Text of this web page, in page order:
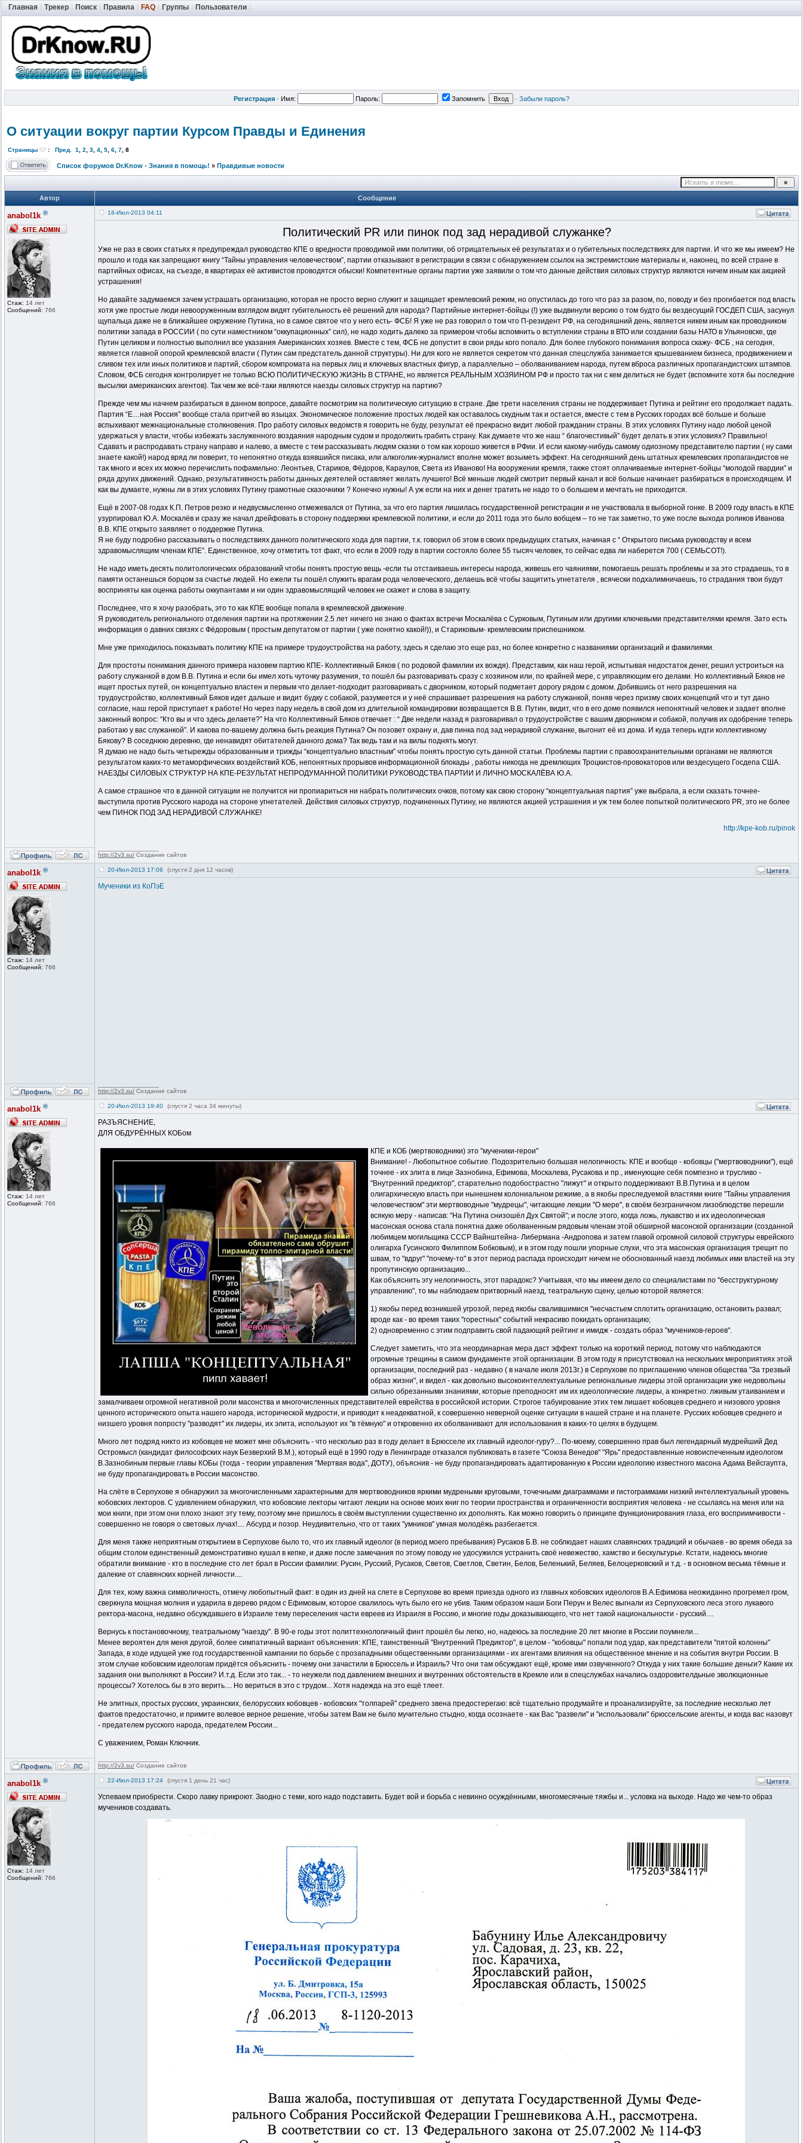
Главная Трекер Поиск Правила FAQ Группы Пользователи
Регистрация · Имя: Пароль: Запомнить · Забыли пароль?
О ситуации вокруг партии Курсом Правды и Единения
Страницы : Пред. 1, 2, 3, 4, 5, 6, 7, 8
Список форумов Dr.Know - Знания в помощь! » Правдивые новости
Автор Сообщение
anabol1k ®
Стаж: 14 лет
Сообщений: 766
18-Июл-2013 04:11
Политический PR или пинок под зад нерадивой служанке?
Уже не раз в своих статьях я предупреждал руководство КПЕ о вредности проводимой ими политики, об отрицательных её результатах и о губительных последствиях для партии. И что же мы имеем? Не
прошло и года как запрещают книгу “Тайны управления человечеством”, партии отказывают в регистрации в связи с обнаружением ссылок на экстремистские материалы и, наконец, по всей стране в
партийных офисах, на съезде, в квартирах её активистов проводятся обыски! Компетентные органы партии уже заявили о том что данные действия силовых структур являются ничем иным как акцией
устрашения!
Но давайте задумаемся зачем устрашать организацию, которая не просто верно служит и защищает кремлевский режим, но опустилась до того что раз за разом, по, поводу и без прогибается под власть
хотя уже простые люди невооруженным взглядом видят губительность её решений для народа? Партийные интернет-бойцы (!) уже выдвинули версию о том будто бы вездесущий ГОСДЕП США, засунул
щупальца даже не в ближайшее окружение Путина, но в самое святое что у него есть- ФСБ! Я уже не раз говорил о том что П-резидент РФ, на сегодняшний день, является никем иным как проводником
политики запада в РОССИИ ( по сути наместником “оккупационных” сил), не надо ходить далеко за примером чтобы вспомнить о вступлении страны в ВТО или создании базы НАТО в Ульяновске, где
Путин целиком и полностью выполнил все указания Американских хозяев. Вместе с тем, ФСБ не допустит в свои ряды кого попало. Для более глубокого понимания вопроса скажу- ФСБ , на сегодня,
является главной опорой кремлевской власти ( Путин сам предстатель данной структуры). Ни для кого не является секретом что данная спецслужба занимается крышеванием бизнеса, продвижением и
сливом тех или иных политиков и партий, сбором компромата на первых лиц и ключевых властных фигур, а параллельно – оболваниванием народа, путем вброса различных пропагандистских штампов.
Словом, ФСБ сегодня контролирует не только ВСЮ ПОЛИТИЧЕСКУЮ ЖИЗНЬ В СТРАНЕ, но является РЕАЛЬНЫМ ХОЗЯИНОМ РФ и просто так ни с кем делиться не будет (вспомните хотя бы последние
высылки американских агентов). Так чем же всё-таки являются наезды силовых структур на партию?
Прежде чем мы начнем разбираться в данном вопросе, давайте посмотрим на политическую ситуацию в стране. Две трети населения страны не поддерживает Путина и рейтинг его продолжает падать.
Партия “Е…ная Россия” вообще стала притчей во языцах. Экономическое положение простых людей как оставалось скудным так и остается, вместе с тем в Русских городах всё больше и больше
вспыхивают межнациональные столкновения. Про работу силовых ведомств я говорить не буду, результат её прекрасно видит любой гражданин страны. В этих условиях Путину надо любой ценой
удержаться у власти, чтобы избежать заслуженного воздаяния народным судом и продолжить грабить страну. Как думаете что же наш “ благочестивый” будет делать в этих условиях? Правильно!
Сдавать и распродавать страну направо и налево, а вместе с тем рассказывать людям сказки о том как хорошо живется в РФии. И если какому-нибудь самому одиозному представителю партии ( ну сами
знаете какой!) народ вряд ли поверит, то непонятно откуда взявшийся писака, или алкоголик-журналист вполне может возыметь эффект. На сегодняшний день штатных кремлевских пропагандистов не
так много и всех их можно перечислить пофамильно: Леонтьев, Стариков, Фёдоров, Караулов, Света из Иваново! На вооружении кремля, также стоят оплачиваемые интернет-бойцы “молодой гвардии” и
ряда других движений. Однако, результативность работы данных деятелей оставляет желать лучшего! Всё меньше людей смотрит первый канал и всё больше начинает разбираться в происходящем. И
как вы думаете, нужны ли в этих условиях Путину грамотные сказочники ? Конечно нужны! А уж если на них и денег тратить не надо то о большем и мечтать не приходится.
Ещё в 2007-08 годах К.П. Петров резко и недвусмысленно отмежевался от Путина, за что его партия лишилась государственной регистрации и не участвовала в выборной гонке. В 2009 году власть в КПЕ
узурпировал Ю.А. Москалёв и сразу же начал дрейфовать в сторону поддержки кремлевской политики, и если до 2011 года это было вобщем – то не так заметно, то уже после выхода роликов Иванова
В.В. КПЕ открыто заявляет о поддержке Путина.
Я не буду подробно рассказывать о последствиях данного политического хода для партии, т.к. говорил об этом в своих предыдущих статьях, начиная с “ Открытого письма руководству и всем
здравомыслящим членам КПЕ”. Единственное, хочу отметить тот факт, что если в 2009 году в партии состояло более 55 тысяч человек, то сейчас едва ли наберется 700 ( СЕМЬСОТ!).
Не надо иметь десять политологических образований чтобы понять простую вещь -если ты отстаиваешь интересы народа, живешь его чаяниями, помогаешь решать проблемы и за это страдаешь, то в
памяти останешься борцом за счастье людей. Но ежели ты пошёл служить врагам рода человеческого, делаешь всё чтобы защитить угнетателя , всячески подхалимничаешь, то страдания твои будут
восприняты как оценка работы оккупантами и ни один здравомыслящий человек не скажет и слова в защиту.
Последнее, что я хочу разобрать, это то как КПЕ вообще попала в кремлевской движение.
Я руководитель регионального отделения партии на протяжении 2.5 лет ничего не знаю о фактах встречи Москалёва с Сурковым, Путиным или другими ключевыми представителями кремля. Зато есть
информация о давних связях с Фёдоровым ( простым депутатом от партии ( уже понятно какой!)), и Стариковым- кремлевским приспешником.
Мне уже приходилось показывать политику КПЕ на примере трудоустройства на работу, здесь я сделаю это еще раз, но более конкретно с названиями организаций и фамилиями.
Для простоты понимания данного примера назовем партию КПЕ- Коллективный Бяков ( по родовой фамилии их вождя). Представим, как наш герой, испытывая недостаток денег, решил устроиться на
работу служанкой в дом В.В. Путина и если бы имел хоть чуточку разумения, то пошёл бы разговаривать сразу с хозяином или, по крайней мере, с управляющим его делами. Но коллективный Бяков не
ищет простых путей, он концептуально властен и первым что делает-подходит разговаривать с дворником, который подметает дорогу рядом с домом. Добившись от него разрешения на
трудоустройство, коллективный Бяков идет дальше и видит будку с собакой, разумеется и у неё спрашивает разрешения на работу служанкой, поняв через призму своих концепций что и тут дано
согласие, наш герой приступает к работе! Но через пару недель в свой дом из длительной командировки возвращается В.В. Путин, видит, что в его доме появился непонятный человек и задает вполне
законный вопрос: “Кто вы и что здесь делаете?” На что Коллективный Бяков отвечает : “ Две недели назад я разговаривал о трудоустройстве с вашим дворником и собакой, получив их одобрение теперь
работаю у вас служанкой”. И какова по-вашему должна быть реакция Путина? Он позовет охрану и, дав пинка под зад нерадивой служанке, выгонит её из дома. И куда теперь идти коллективному
Бякову? В соседнюю деревню, где ненавидят обитателей данного дома? Так ведь там и на вилы поднять могут.
Я думаю не надо быть четырежды образованным и трижды “концептуально властным” чтобы понять простую суть данной статьи. Проблемы партии с правоохранительными органами не являются
результатом каких-то метаморфических воздействий КОБ, непонятных прорывов информационной блокады , работы никогда не дремлющих Троцкистов-провокаторов или вездесущего Госдепа США.
НАЕЗДЫ СИЛОВЫХ СТРУКТУР НА КПЕ-РЕЗУЛЬТАТ НЕПРОДУМАННОЙ ПОЛИТИКИ РУКОВОДСТВА ПАРТИИ И ЛИЧНО МОСКАЛЁВА Ю.А.
А самое страшное что в данной ситуации не получится ни пропиариться ни набрать политических очков, потому как свою сторону “концептуальная партия” уже выбрала, а если сказать точнее-
выступила против Русского народа на стороне угнетателей. Действия силовых структур, подчиненных Путину, не являются акцией устрашения и уж тем более попыткой политического PR, это не более
чем ПИНОК ПОД ЗАД НЕРАДИВОЙ СЛУЖАНКЕ!
http://kpe-kob.ru/pinok
http://2v3.su/ Создание сайтов
anabol1k ®
Стаж: 14 лет
Сообщений: 766
20-Июл-2013 17:06 (спустя 2 дня 12 часов)
Мученики из КоПэЕ
http://2v3.su/ Создание сайтов
anabol1k ®
Стаж: 14 лет
Сообщений: 766
20-Июл-2013 19:40 (спустя 2 часа 34 минуты)
РАЗЪЯСНЕНИЕ,
ДЛЯ ОБДУРЁННЫХ КОБом
КПЕ и КОБ (мертвоводники) это "мученики-герои"
Внимание! - Любопытное событие. Подозрительно большая нелогичность: КПЕ и вообще - кобовцы ("мертвоводники"), ещё
точнее - их элита в лице Зазнобина, Ефимова, Москалева, Русакова и пр., именующие себя помпезно и трусливо -
"Внутренний предиктор", старательно подобострастно "лижут" и открыто поддерживают В.В.Путина и в целом
олигархическую власть при нынешнем колониальном режиме, а в якобы преследуемой властями книге "Тайны управления
человечеством" эти мертвоводные "мудрецы", читающие лекции "О мере", в своём безграничном лизоблюдстве перешли
всякую меру - написав: "На Путина снизошёл Дух Святой"; и после этого, когда ложь, лукавство и их идеологическая
масонская основа стала понятна даже оболваненным рядовым членам этой обширной масонской организации (созданной
любимцем могильщика СССР Вайнштейна- Либермана -Андропова и затем главой огромной силовой структуры еврейского
олигарха Гусинского Филиппом Бобковым), и в этом году пошли упорные слухи, что эта масонская организация трещит по
швам, то "вдруг" "почему-то" в этот период распада происходит ничем не обоснованный наезд любимых ими властей на эту
пропутинскую организацию...
Как объяснить эту нелогичность, этот парадокс? Учитывая, что мы имеем дело со специалистами по "бесструктурному
управлению", то мы наблюдаем притворный наезд, театральную сцену, целью которой является:
1) якобы перед возникшей угрозой, перед якобы свалившимися "несчастьем сплотить организацию, остановить развал;
вроде как - во время таких "горестных" событий некрасиво покидать организацию;
2) одновременно с этим подправить свой падающий рейтинг и имидж - создать образ "мучеников-героев".
Следует заметить, что эта неординарная мера даст эффект только на короткий период, потому что наблюдаются
огромные трещины в самом фундаменте этой организации. В этом году я присутствовал на нескольких мероприятиях этой
организации, последний раз - недавно ( в начале июля 2013г.) в Серпухове по приглашению членов общества "За трезвый
образ жизни", и видел - как довольно высокоинтеллектуальные региональные лидеры этой организации уже недовольны
сильно обрезанными знаниями, которые преподносят им их идеологические лидеры, а конкретно: лживым утаиванием и
замалчиваем огромной негативной роли масонства и многочисленных представителей еврейства в российской истории. Строгое табуирование этих тем лишает кобовцев среднего и низового уровня
ценного исторического опыта нашего народа, исторической мудрости, и приводит к неадекватной, к совершенно неверной оценке ситуации в нашей стране и на планете. Русских кобовцев среднего и
низшего уровня попросту "разводят" их лидеры, их элита, используют их "в тёмную" и откровенно их оболванивают для использования в каких-то целях в будущем.
Много лет подряд никто из кобовцев не может мне объяснить - что несколько раз в году делает в Брюсселе их главный идеолог-гуру?... По-моему, совершенно прав был легендарный мудрейший Дед
Остромысл (кандидат философских наук Безверхий В.М.), который ещё в 1990 году в Ленинграде отказался публиковать в газете "Союза Венедов" "Ярь" предоставленные новоиспеченным идеологом
В.Зазнобиным первые главы КОБы (тогда - теории управления "Мертвая вода", ДОТУ), объяснив - не буду пропагандировать адаптированную к России идеологию известного масона Адама Вейсгаупта,
не буду пропагандировать в России масонство.
На слёте в Серпухове я обнаружил за многочисленными характерными для мертвоводников яркими мудреными круговыми, точечными диаграммами и гистограммами низкий интеллектуальный уровень
кобовских лекторов. С удивлением обнаружил, что кобовские лекторы читают лекции на основе моих книг по теории пространства и ограниченности восприятия человека - не ссылаясь на меня или на
мои книги, при этом они плохо знают эту тему, поэтому мне пришлось в своём выступлении существенно их дополнять. Как можно говорить о принципе функционирования глаза, его восприимчивости -
совершенно не говоря о световых лучах!.... Абсурд и позор. Неудивительно, что от таких "умников" умная молодёжь разбегается.
Для меня также неприятным открытием в Серпухове было то, что их главный идеолог (в период моего пребывания) Русаков Б.В. не соблюдает наших славянских традиций и обычаев - во время обеда за
общим столом единственный демонстративно кушал в кепке, и даже после замечания по этому поводу не удосужился устранить своё невежество, хамство и бескультурье. Кстати, надеюсь многие
обратили внимание - кто в последние сто лет брал в России фамилии: Русин, Русский, Русаков, Светов, Светлов, Светин, Белов, Беленький, Беляев, Белоцерковский и т.д. - в основном весьма тёмные и
далекие от славянских корней личности....
Для тех, кому важна символичность, отмечу любопытный факт: в один из дней на слете в Серпухове во время приезда одного из главных кобовских идеологов В.А.Ефимова неожиданно прогремел гром,
сверкнула мощная молния и ударила в дерево рядом с Ефимовым, которое свалилось чуть было его не убив. Таким образом наши Боги Перун и Велес выгнали из Серпуховского леса этого лукавого
ректора-масона, недавно обсуждавшего в Израиле тему переселения части евреев из Израиля в Россию, и многие годы доказывающего, что нет такой национальности - русский....
Вернусь к постановочному, театральному "наезду". В 90-е годы этот политтехнологичный финт прошёл бы легко, но, надеюсь за последние 20 лет многие в России поумнели...
Менее вероятен для меня другой, более симпатичный вариант объяснения: КПЕ, таинственный "Внутренний Предиктор", в целом - "кобовцы" попали под удар, как представители "пятой колонны"
Запада, в ходе идущей уже год государственной кампании по борьбе с прозападными общественными организациями - их агентами влияния на общественное мнение и на события внутри России. В
этом случае кобовским идеологам придётся объяснить - почему они зачастили в Брюссель и Израиль? Что они там обсуждают ещё, кроме ими озвученного? Откуда у них такие большие деньги? Какие их
задания они выполняют в России? И.т.д. Если это так... - то неужели под давлением внешних и внутренних обстоятельств в Кремле или в спецслужбах начались оздоровителдьные эволюционные
процессы? Хотелось бы в это верить.... Но вериться в это с трудом... Хотя надежда на это ещё тлеет.
Не элитных, простых русских, украинских, белорусских кобовцев - кобовских "толпарей" среднего звена предостерегаю: всё тщательно продумайте и проанализируйте, за последние несколько лет
фактов предостаточно, и примите волевое верное решение, чтобы затем Вам не было мучительно стыдно, когда осознаете - как Вас "развели" и "использовали" брюссельские агенты, и когда вас назовут
- предателем русского народа, предателем России...
С уважением, Роман Ключник.
http://2v3.su/ Создание сайтов
anabol1k ®
Стаж: 14 лет
Сообщений: 766
22-Июл-2013 17:24 (спустя 1 день 21 час)
Успеваем приобрести. Скоро лавку прикроют. Заодно с теми, кого надо подставить. Будет вой и борьба с невинно осуждёнными, многомесячные тяжбы и... условка на выходе. Надо же чем-то образ
мучеников создавать.